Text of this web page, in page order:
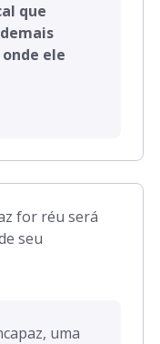
que
ele
for réu será
seu
uma